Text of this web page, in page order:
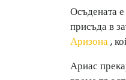
Осъдената
присъда в
Аризона,
Ариас